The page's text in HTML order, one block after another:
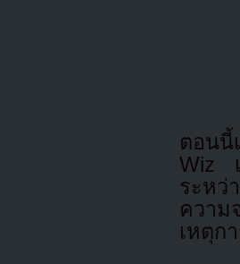
ตอนนี้
Wiz
ระหว่
ความ
เหตุก